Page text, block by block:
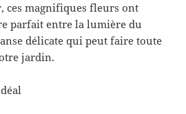
ces magnifiques fleurs ont
parfait entre la lumière du
délicate qui peut faire toute
jardin.